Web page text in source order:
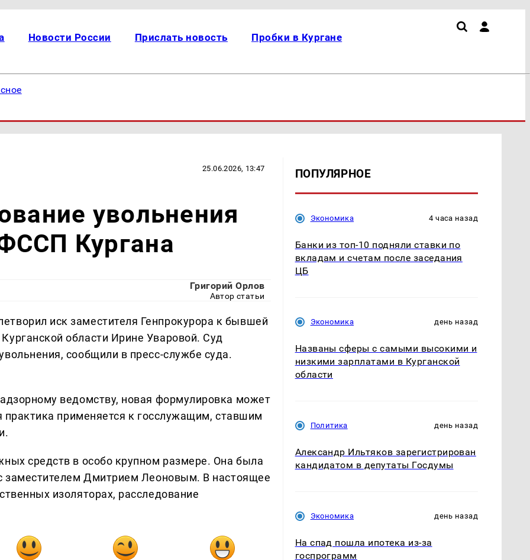
Новости России Прислать новость Пробки в Кургане
25.06.2026, 13:47
увольнения
Кургана
Григорий Орлов
Автор статьи
иск заместителя Генпрокурора к бывшей
области Ирине Уваровой. Суд
сообщили в пресс-службе суда.
ведомству, новая формулировка может
практика применяется к госслужащим, ставшим
средств в особо крупном размере. Она была
заместителем Дмитрием Леоновым. В настоящее
изоляторах, расследование
ПОПУЛЯРНОЕ
Экономика 4 часа назад
Банки из топ-10 подняли ставки по
вкладам и счетам после заседания
ЦБ
Экономика день назад
Названы сферы с самыми высокими и
низкими зарплатами в Курганской
области
Политика день назад
Александр Ильтяков зарегистрирован
кандидатом в депутаты Госдумы
Экономика день назад
На спад пошла ипотека из-за
госпрограмм